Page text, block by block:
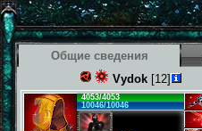
Общие сведения
Vydok[12]
4053/4053
10046/10046